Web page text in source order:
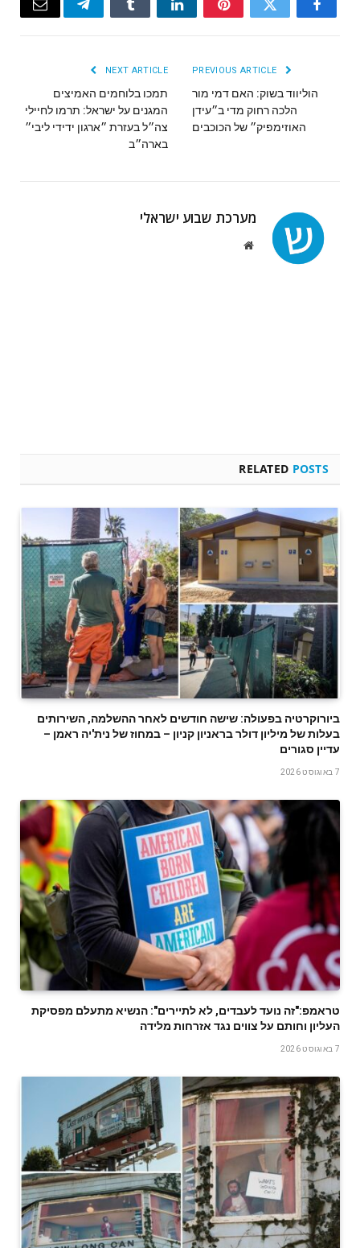
Facebook
Twitter
Pinterest
LinkedIn
Tumblr
Telegram
Email
הוליווד בשוק: האם דמי מור
הלכה רחוק מדי ב״עידן
האוזימפיק״ של הכוכבים
NEXT ARTICLE
תמכו בלוחמים האמיצים
המגנים על ישראל: תרמו לחיילי
צה״ל בעזרת ״ארגון ידידי ליבי״
בארה״ב
מערכת שבוע ישראלי
Website
RELATED POSTS
ביורוקרטיה בפעולה: שישה חודשים לאחר ההשלמה, השירותים
בעלות של מיליון דולר בראניון קניון – במחוז של נית'יה ראמן –
עדיין סגורים
7 באוגוסט 2026
טראמפ:"זה נועד לעבדים, לא לתיירים": הנשיא מתעלם מפסיקת
העליון וחותם על צווים נגד אזרחות מלידה
7 באוגוסט 2026